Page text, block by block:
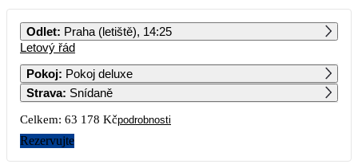
PO ÚT ST ČT PÁ SO NE
5
Odlet: Praha (letiště), 14:25
Letový řád
Pokoj: Pokoj deluxe
Strava: Snídaně
Celkem: 63 178 Kčpodrobnosti
Rezervujte